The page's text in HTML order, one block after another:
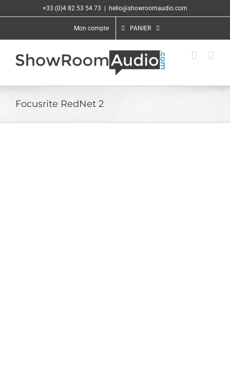
au
+33 (0)4 82 53 54 73 hello@showroomaudio.com
Mon compte PANIER
Focusrite RedNet 2